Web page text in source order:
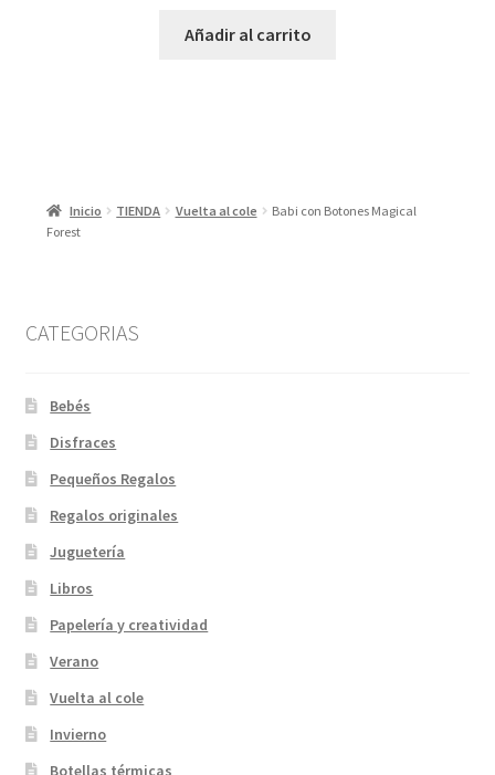
Añadir al carrito
Inicio TIENDA Vuelta al cole
Babi con Botones Magical
Forest
CATEGORIAS
Bebés
Disfraces
Pequeños Regalos
Regalos originales
Juguetería
Libros
Papelería y creatividad
Verano
Vuelta al cole
Invierno
Botellas térmicas